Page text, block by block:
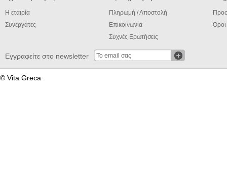
Η εταιρία
Συνεργάτες
Πληρωμή / Αποστολή
Επικοινωνία
Συχνές Ερωτήσεις
Εγγραφείτε στο newsletter
© Vita Greca